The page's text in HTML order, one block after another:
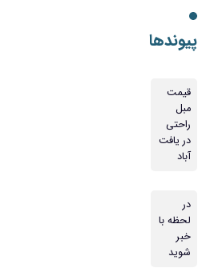
پیوندها
قیمت
مبل
راحتی
در یافت
آباد
در
لحظه با
خبر
شوید